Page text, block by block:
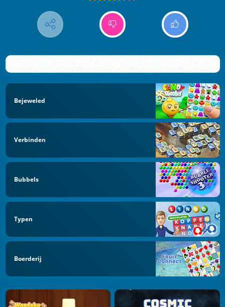
Bejeweled
Verbinden
Bubbels
Typen
Boerderij